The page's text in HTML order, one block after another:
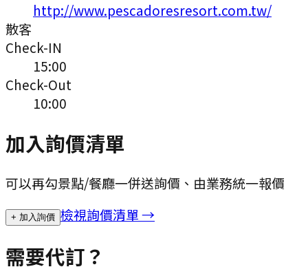
http://www.pescadoresresort.com.tw/
散客
Check-IN
15:00
Check-Out
10:00
加入詢價清單
可以再勾景點/餐廳一併送詢價、由業務統一報價
+ 加入詢價 檢視詢價清單 →
需要代訂？